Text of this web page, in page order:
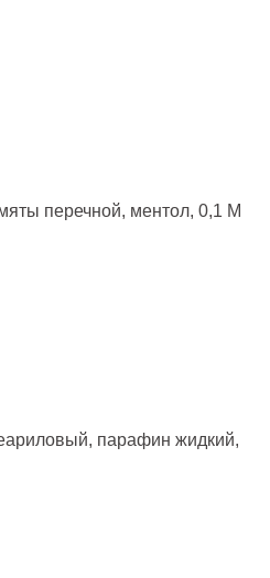
перечной, ментол, 0,1 М
парафин жидкий,